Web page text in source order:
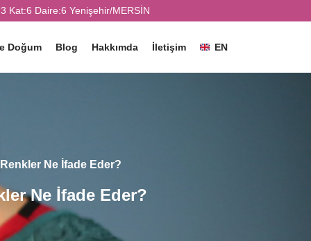
Kat:6 Daire:6 Yenişehir/MERSİN
Doğum Blog Hakkımda İletişim EN
Ne İfade Eder?
Ne İfade Eder?